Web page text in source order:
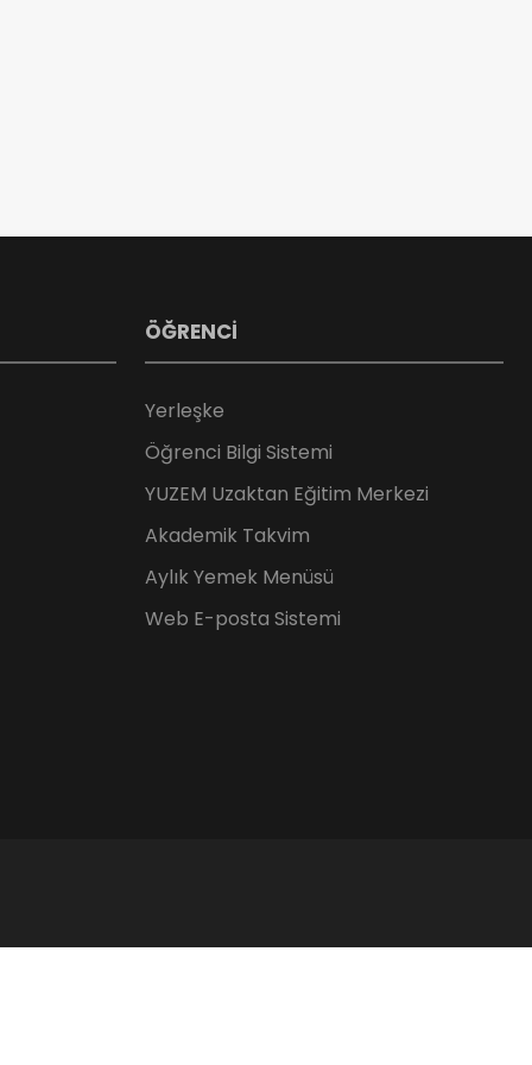
ÖĞRENCİ
Yerleşke
Öğrenci Bilgi Sistemi
YUZEM Uzaktan Eğitim Merkezi
Akademik Takvim
Aylık Yemek Menüsü
Web E-posta Sistemi